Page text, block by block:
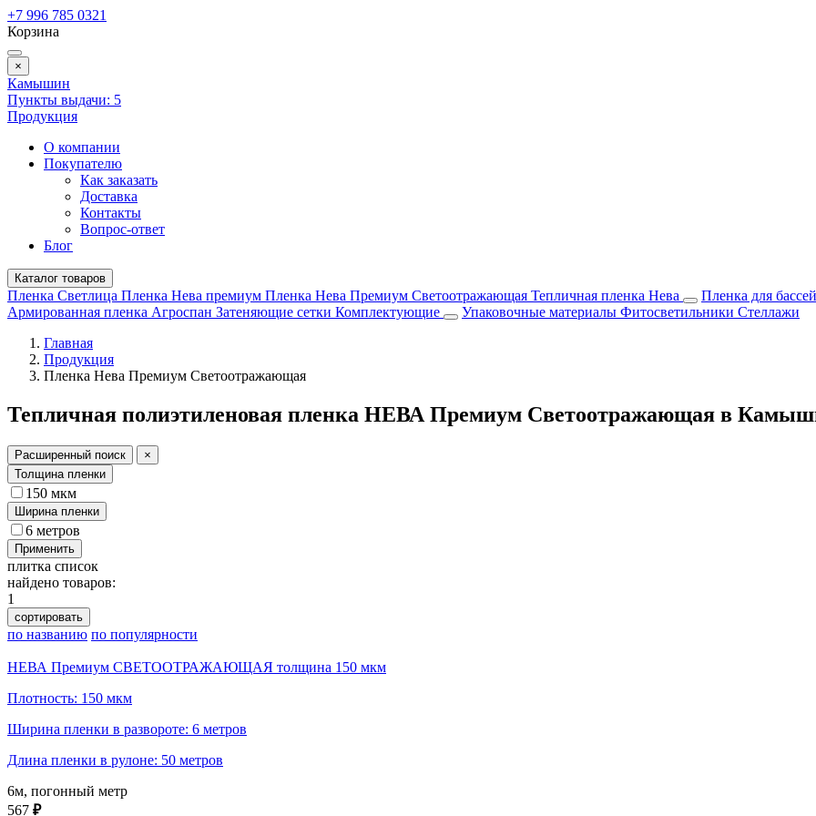
+7 996 785 0321
Корзина
×
Камышин
Пункты выдачи: 5
Продукция
О компании
Покупателю
Как заказать
Доставка
Контакты
Вопрос-ответ
Блог
Каталог товаров
Пленка Светлица Пленка Нева премиум Пленка Нева Премиум Светоотражающая Тепличная пленка Нева
Пленка для
Армированная пленка Агроспан Затеняющие сетки Комплектующие Упаковочные материалы Фитосветильники Стеллажи
Главная
Продукция
Пленка Нева Премиум Светоотражающая
Тепличная полиэтиленовая пленка НЕВА Премиум Светоотражающая в
Расширенный поиск
×
Толщина пленки
150 мкм
Ширина пленки
6 метров
Применить
плитка список
найдено товаров:
1
сортировать
по названию по популярности
НЕВА Премиум СВЕТООТРАЖАЮЩАЯ толщина 150 мкм
Плотность: 150 мкм
Ширина пленки в развороте: 6 метров
Длина пленки в рулоне: 50 метров
6м, погонный метр
567 ₽